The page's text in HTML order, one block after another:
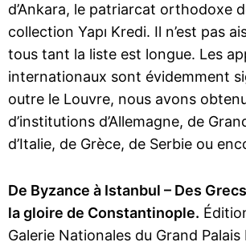
d’Ankara, le patriarcat orthodoxe
collection Yapı Kredi. Il n’est pas
tous tant la liste est longue. Les
internationaux sont évidemment
outre le Louvre, nous avons
d’institutions d’Allemagne, de
d’Italie, de Grèce, de Serbie ou
De Byzance à Istanbul – Des
la gloire de Constantinople.
Galerie Nationales du Grand